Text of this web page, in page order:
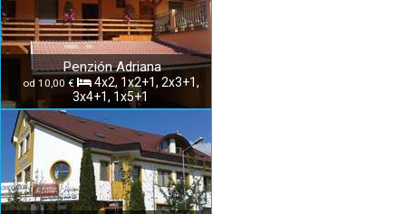
Penzión Adriana
od 10,00 €
4x2, 1x2+1, 2x3+1,
3x4+1, 1x5+1